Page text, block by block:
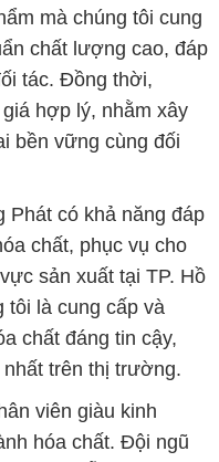
mà chúng tôi cung
chất lượng cao, đáp
tác. Đồng thời,
hợp lý, nhằm xây
bền vững cùng đối
Phát có khả năng đáp
chất, phục vụ cho
sản xuất tại TP. Hồ
tôi là cung cấp và
chất đáng tin cậy,
trên thị trường.
viên giàu kinh
hóa chất. Đội ngũ